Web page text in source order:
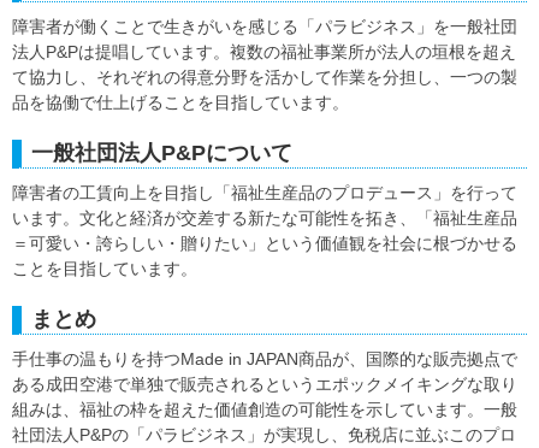
障害者が働くことで生きがいを感じる「パラビジネス」を一般社団
法人P&Pは提唱しています。複数の福祉事業所が法人の垣根を超え
て協力し、それぞれの得意分野を活かして作業を分担し、一つの製
品を協働で仕上げることを目指しています。
一般社団法人P&Pについて
障害者の工賃向上を目指し「福祉生産品のプロデュース」を行って
います。文化と経済が交差する新たな可能性を拓き、「福祉生産品
＝可愛い・誇らしい・贈りたい」という価値観を社会に根づかせる
ことを目指しています。
まとめ
手仕事の温もりを持つMade in JAPAN商品が、国際的な販売拠点で
ある成田空港で単独で販売されるというエポックメイキングな取り
組みは、福祉の枠を超えた価値創造の可能性を示しています。一般
社団法人P&Pの「パラビジネス」が実現し、免税店に並ぶこのプロ